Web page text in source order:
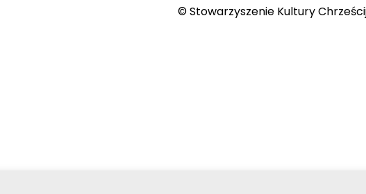
© Stowarzyszenie Kultury